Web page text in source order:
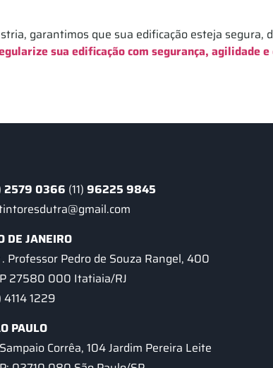
garantimos que sua edificação esteja segura,
sua edificação com segurança, agilidade
2579 0366 (11)96225 9845
DE JANEIRO
Professor Pedro de Souza Rangel, 400
27580 000 Itatiaia/RJ
4114 1229
PAULO
Corrêa, 104 Jardim Pereira Leite